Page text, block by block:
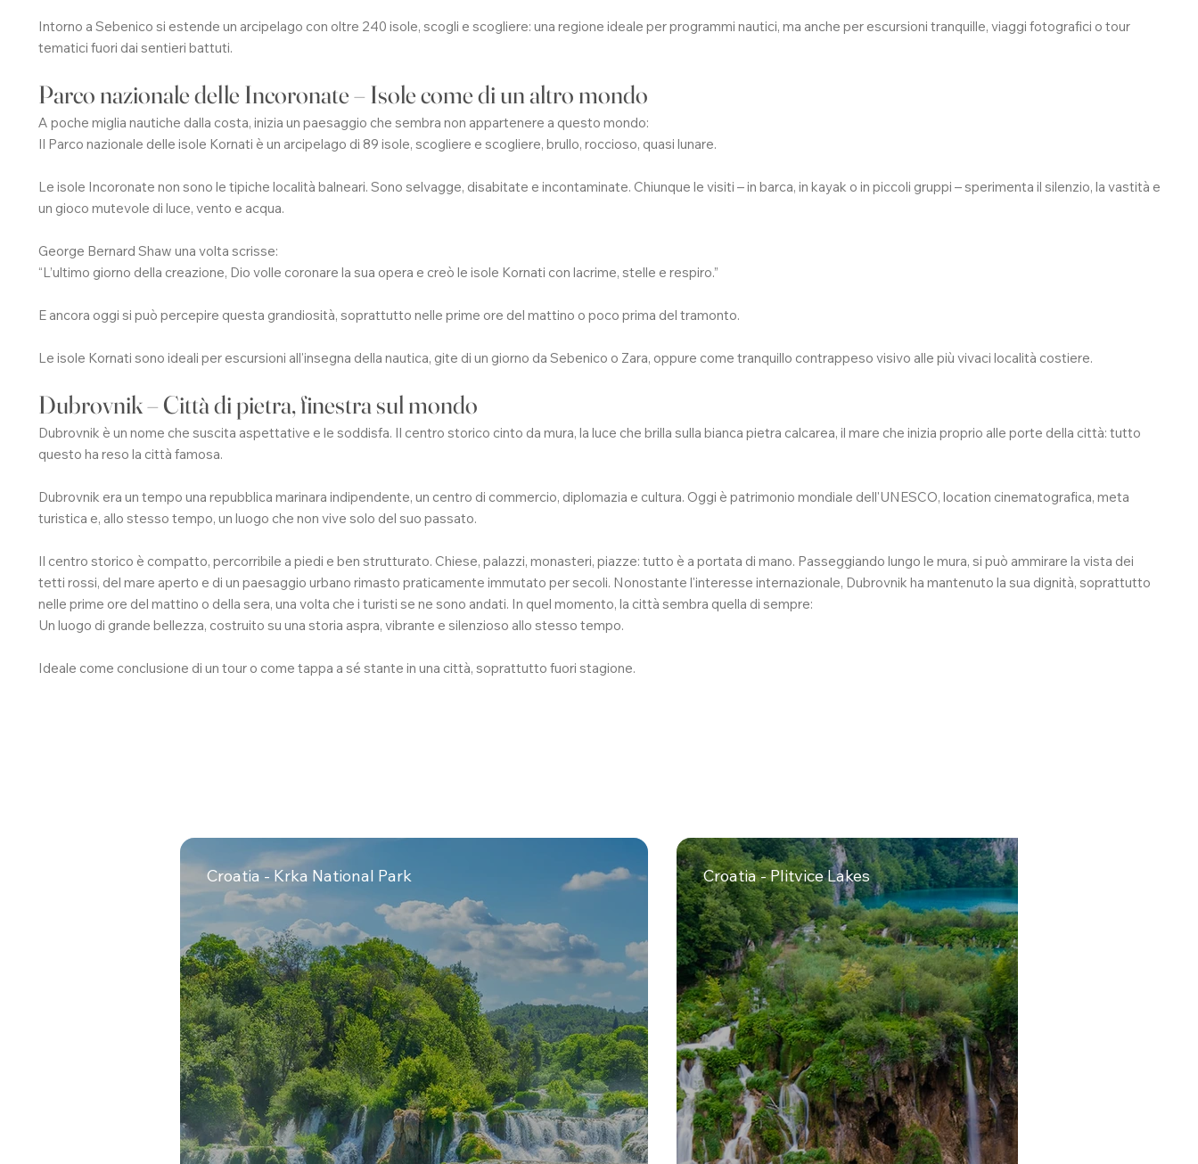
Intorno a Sebenico si estende un arcipelago con oltre 240 isole, scogli e scogliere: una regione ideale per programmi nautici, ma anche per escursioni tranquille, viaggi fotografici o tour
tematici fuori dai sentieri battuti.
Parco nazionale delle Incoronate – Isole come di un altro mondo
A poche miglia nautiche dalla costa, inizia un paesaggio che sembra non appartenere a questo mondo:
Il Parco nazionale delle isole Kornati è un arcipelago di 89 isole, scogliere e scogliere, brullo, roccioso, quasi lunare.
Le isole Incoronate non sono le tipiche località balneari. Sono selvagge, disabitate e incontaminate. Chiunque le visiti – in barca, in kayak o in piccoli gruppi – sperimenta il silenzio, la vastità e
un gioco mutevole di luce, vento e acqua.
George Bernard Shaw una volta scrisse:
“L’ultimo giorno della creazione, Dio volle coronare la sua opera e creò le isole Kornati con lacrime, stelle e respiro.”
E ancora oggi si può percepire questa grandiosità, soprattutto nelle prime ore del mattino o poco prima del tramonto.
Le isole Kornati sono ideali per escursioni all'insegna della nautica, gite di un giorno da Sebenico o Zara, oppure come tranquillo contrappeso visivo alle più vivaci località costiere.
Dubrovnik – Città di pietra, finestra sul mondo
Dubrovnik è un nome che suscita aspettative e le soddisfa. Il centro storico cinto da mura, la luce che brilla sulla bianca pietra calcarea, il mare che inizia proprio alle porte della città: tutto
questo ha reso la città famosa.
Dubrovnik era un tempo una repubblica marinara indipendente, un centro di commercio, diplomazia e cultura. Oggi è patrimonio mondiale dell'UNESCO, location cinematografica, meta
turistica e, allo stesso tempo, un luogo che non vive solo del suo passato.
Il centro storico è compatto, percorribile a piedi e ben strutturato. Chiese, palazzi, monasteri, piazze: tutto è a portata di mano. Passeggiando lungo le mura, si può ammirare la vista dei
tetti rossi, del mare aperto e di un paesaggio urbano rimasto praticamente immutato per secoli. Nonostante l'interesse internazionale, Dubrovnik ha mantenuto la sua dignità, soprattutto
nelle prime ore del mattino o della sera, una volta che i turisti se ne sono andati. In quel momento, la città sembra quella di sempre:
Un luogo di grande bellezza, costruito su una storia aspra, vibrante e silenzioso allo stesso tempo.
Ideale come conclusione di un tour o come tappa a sé stante in una città, soprattutto fuori stagione.
Croatia - Krka National Park Croatia - Plitvice Lakes